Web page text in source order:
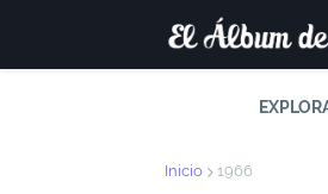
Inicio 1966